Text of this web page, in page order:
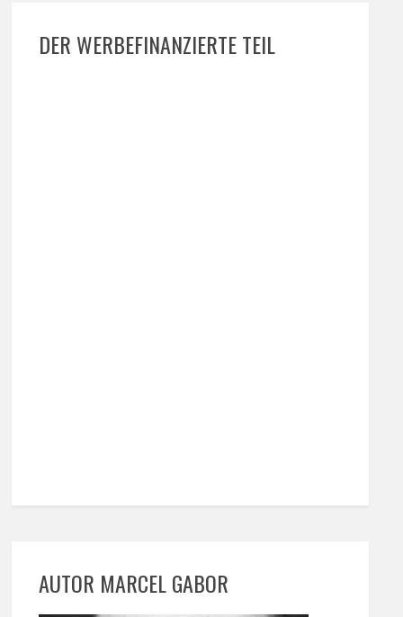
DER WERBEFINANZIERTE TEIL
AUTOR MARCEL GABOR